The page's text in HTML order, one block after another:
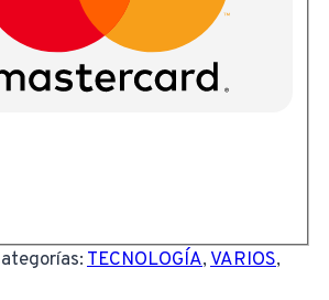
TECNOLOGÍA,VARIOS,